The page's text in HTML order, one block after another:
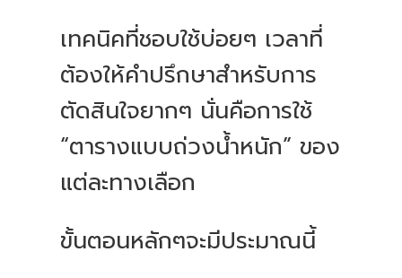
เทคนิคที่ชอบใช้บ่อยๆ เวลาที่
ต้องให้คำปรึกษาสำหรับการ
ตัดสินใจยากๆ นั่นคือการใช้
“ตารางแบบถ่วงน้ำหนัก” ของ
แต่ละทางเลือก
ขั้นตอนหลักๆจะมีประมาณนี้